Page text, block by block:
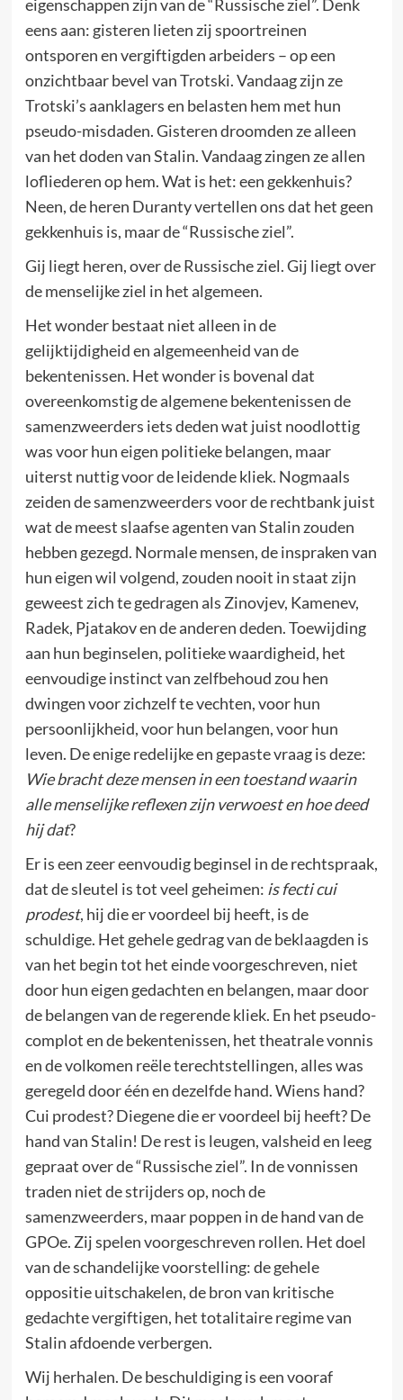
eigenschappen zijn van de “Russische ziel”. Denk
eens aan: gisteren lieten zij spoortreinen
ontsporen en vergiftigden arbeiders – op een
onzichtbaar bevel van Trotski. Vandaag zijn ze
Trotski’s aanklagers en belasten hem met hun
pseudo-misdaden. Gisteren droomden ze alleen
van het doden van Stalin. Vandaag zingen ze allen
lofliederen op hem. Wat is het: een gekkenhuis?
Neen, de heren Duranty vertellen ons dat het geen
gekkenhuis is, maar de “Russische ziel”.
Gij liegt heren, over de Russische ziel. Gij liegt over
de menselijke ziel in het algemeen.
Het wonder bestaat niet alleen in de
gelijktijdigheid en algemeenheid van de
bekentenissen. Het wonder is bovenal dat
overeenkomstig de algemene bekentenissen de
samenzweerders iets deden wat juist noodlottig
was voor hun eigen politieke belangen, maar
uiterst nuttig voor de leidende kliek. Nogmaals
zeiden de samenzweerders voor de rechtbank juist
wat de meest slaafse agenten van Stalin zouden
hebben gezegd. Normale mensen, de inspraken van
hun eigen wil volgend, zouden nooit in staat zijn
geweest zich te gedragen als Zinovjev, Kamenev,
Radek, Pjatakov en de anderen deden. Toewijding
aan hun beginselen, politieke waardigheid, het
eenvoudige instinct van zelfbehoud zou hen
dwingen voor zichzelf te vechten, voor hun
persoonlijkheid, voor hun belangen, voor hun
leven. De enige redelijke en gepaste vraag is deze:
Wie bracht deze mensen in een toestand waarin
alle menselijke reflexen zijn verwoest en hoe deed
hij dat?
Er is een zeer eenvoudig beginsel in de rechtspraak,
dat de sleutel is tot veel geheimen: is fecti cui
prodest, hij die er voordeel bij heeft, is de
schuldige. Het gehele gedrag van de beklaagden is
van het begin tot het einde voorgeschreven, niet
door hun eigen gedachten en belangen, maar door
de belangen van de regerende kliek. En het pseudo-
complot en de bekentenissen, het theatrale vonnis
en de volkomen reële terechtstellingen, alles was
geregeld door één en dezelfde hand. Wiens hand?
Cui prodest? Diegene die er voordeel bij heeft? De
hand van Stalin! De rest is leugen, valsheid en leeg
gepraat over de “Russische ziel”. In de vonnissen
traden niet de strijders op, noch de
samenzweerders, maar poppen in de hand van de
GPOe. Zij spelen voorgeschreven rollen. Het doel
van de schandelijke voorstelling: de gehele
oppositie uitschakelen, de bron van kritische
gedachte vergiftigen, het totalitaire regime van
Stalin afdoende verbergen.
Wij herhalen. De beschuldiging is een vooraf